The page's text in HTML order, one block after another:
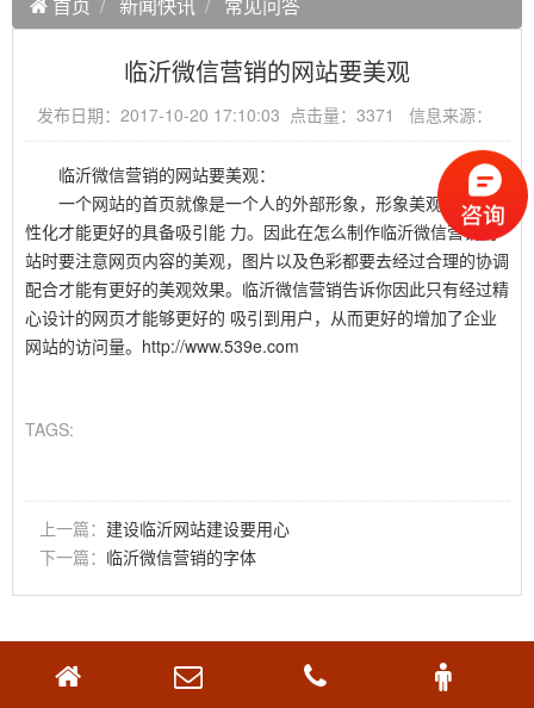
临沂微信营销的网站要美观
发布日期：2017-10-20 17:10:03 点击量：3371 信息来源：
临沂微信营销的网站要美观：
一个网站的首页就像是一个人的外部形象，形象美观，具有个
性化才能更好的具备吸引能 力。因此在怎么制作临沂微信营销网
站时要注意网页内容的美观，图片以及色彩都要去经过合理的协调
配合才能有更好的美观效果。临沂微信营销告诉你因此只有经过精
心设计的网页才能够更好的 吸引到用户，从而更好的增加了企业
网站的访问量。 http://www.539e.com
TAGS:
上一篇： 建设临沂网站建设要用心
下一篇： 临沂微信营销的字体